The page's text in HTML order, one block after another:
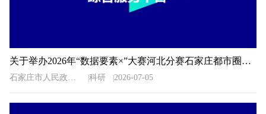
关于举办2026年“数据要素×”大赛河北分赛石家庄都市圈地方赛的通知
石家庄市人民政府办公室 科研 2026-07-05